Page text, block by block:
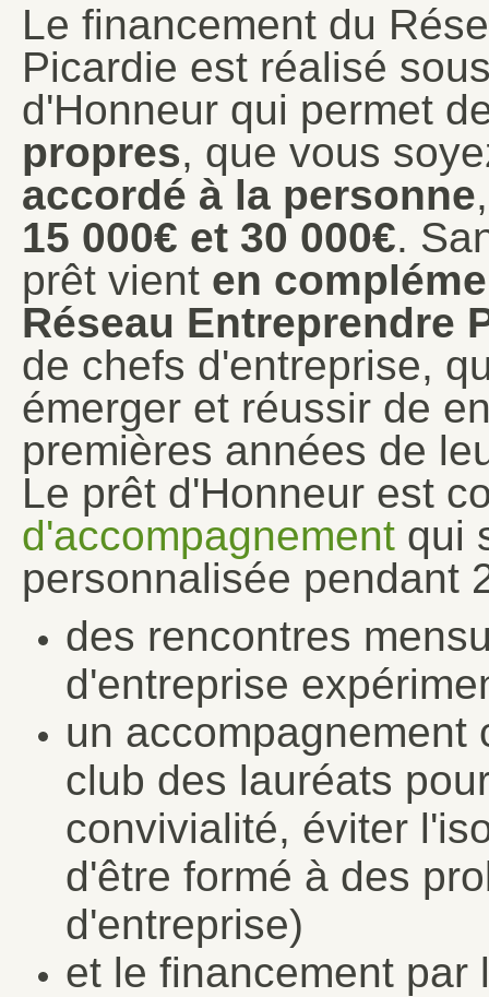
Le financement du
Picardie est réalisé
d'Honneur qui permet
propres, que vous
accordé à la personne
15 000€ et 30 000€.
prêt vient en
Réseau Entreprendre
de chefs d'entreprise,
émerger et réussir de
premières années de
Le prêt d'Honneur est
d'accompagnement qui
personnalisée pendant
des rencontres
d'entreprise
un accompagnement
club des lauréats
convivialité, éviter
d'être formé à des
d'entreprise)
et le financement par